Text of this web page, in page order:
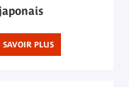
SAVOIR PLUS